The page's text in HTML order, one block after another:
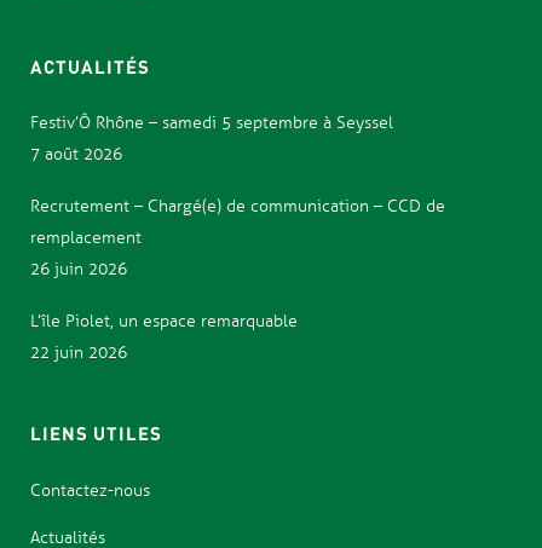
ACTUALITÉS
Festiv’Ô Rhône – samedi 5 septembre à Seyssel
7 août 2026
Recrutement – Chargé(e) de communication – CCD de
remplacement
26 juin 2026
L’île Piolet, un espace remarquable
22 juin 2026
LIENS UTILES
Contactez-nous
Actualités